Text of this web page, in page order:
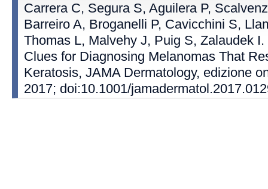
Carrera C, Segura S, Aguilera P,
Barreiro A, Broganelli P, Cavicchini S,
Thomas L, Malvehy J, Puig S, Zalaudek
Clues for Diagnosing Melanomas That
Keratosis, JAMA Dermatology, edizione
2017; doi:10.1001/